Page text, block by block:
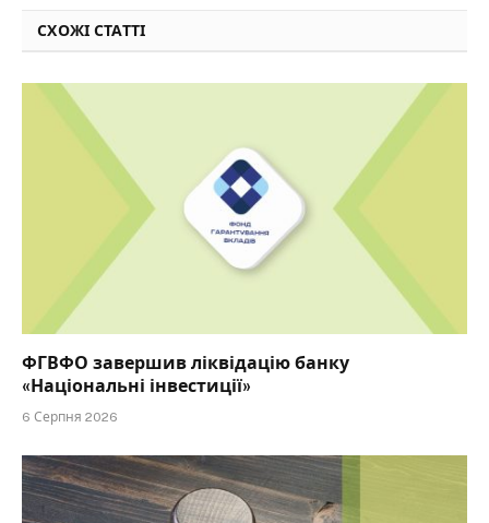
СХОЖІ СТАТТІ
ФГВФО завершив ліквідацію банку
«Національні інвестиції»
6 Серпня 2026